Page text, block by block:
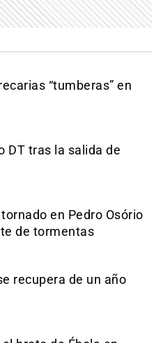
“tumberas” en
DT tras la salida de
en Pedro Osório
de tormentas
recupera de un año